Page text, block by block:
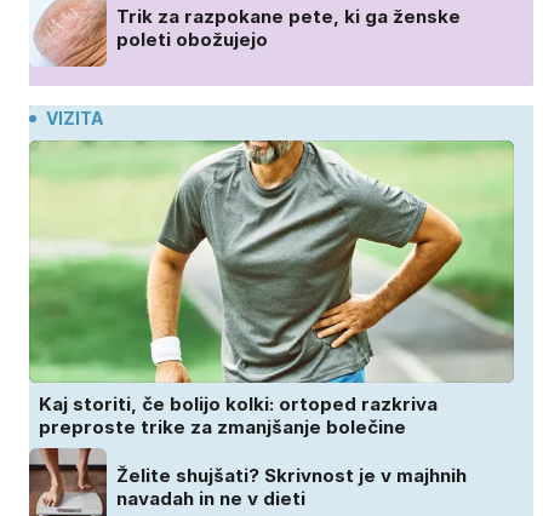
Trik za razpokane pete, ki ga ženske
poleti obožujejo
VIZITA
Kaj storiti, če bolijo kolki: ortoped razkriva
preproste trike za zmanjšanje bolečine
Želite shujšati? Skrivnost je v majhnih
navadah in ne v dieti